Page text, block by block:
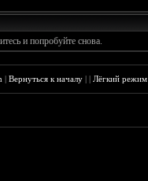
и попробуйте снова.
|Вернуться к началу ||Лёгкий режим